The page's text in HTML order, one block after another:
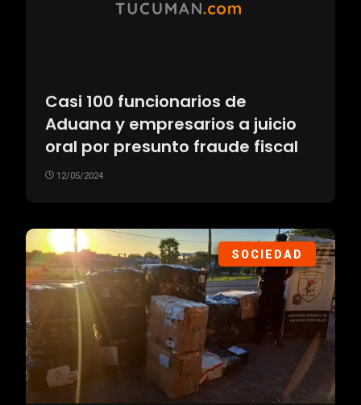
Casi 100 funcionarios de
Aduana y empresarios a juicio
oral por presunto fraude fiscal
12/05/2024
SOCIEDAD